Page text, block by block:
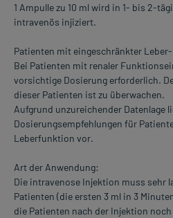
1 Ampulle zu 10 ml wird in 1- bis 2-
intravenös injiziert.
Patienten mit eingeschränkter
Bei Patienten mit renaler
vorsichtige Dosierung erforderlich.
dieser Patienten ist zu überwachen.
Aufgrund unzureichender Datenlage
Dosierungsempfehlungen für
Leberfunktion vor.
Art der Anwendung:
Die intravenose Injektion muss sehr
Patienten (die ersten 3 ml in 3
die Patienten nach der Injektion